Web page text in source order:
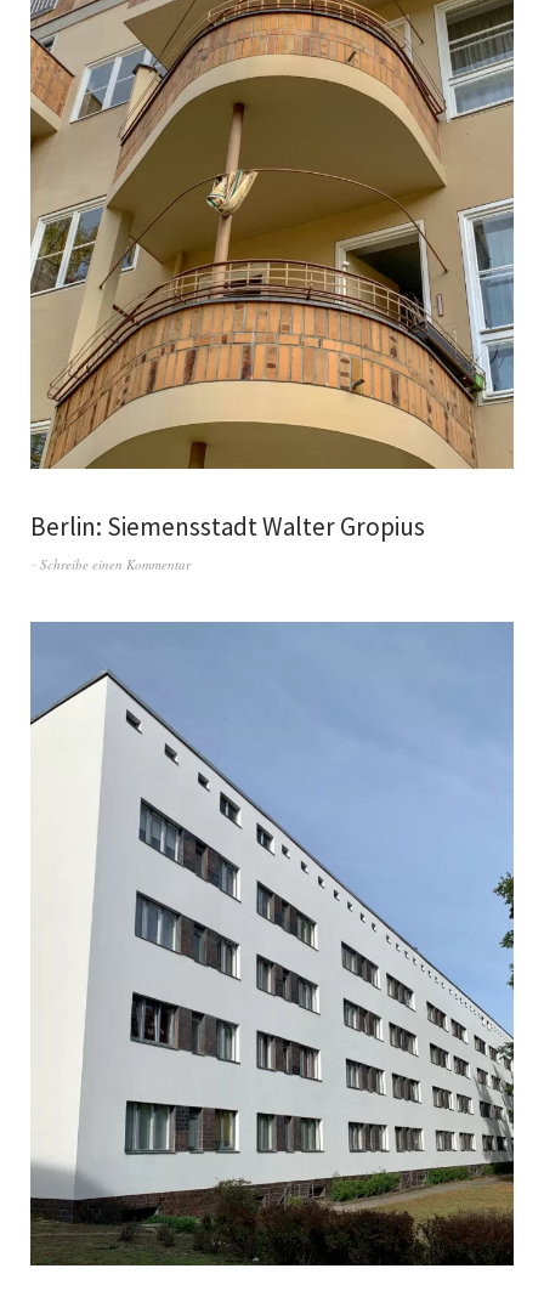
Berlin: Siemensstadt Walter Gropius
Schreibe einen Kommentar